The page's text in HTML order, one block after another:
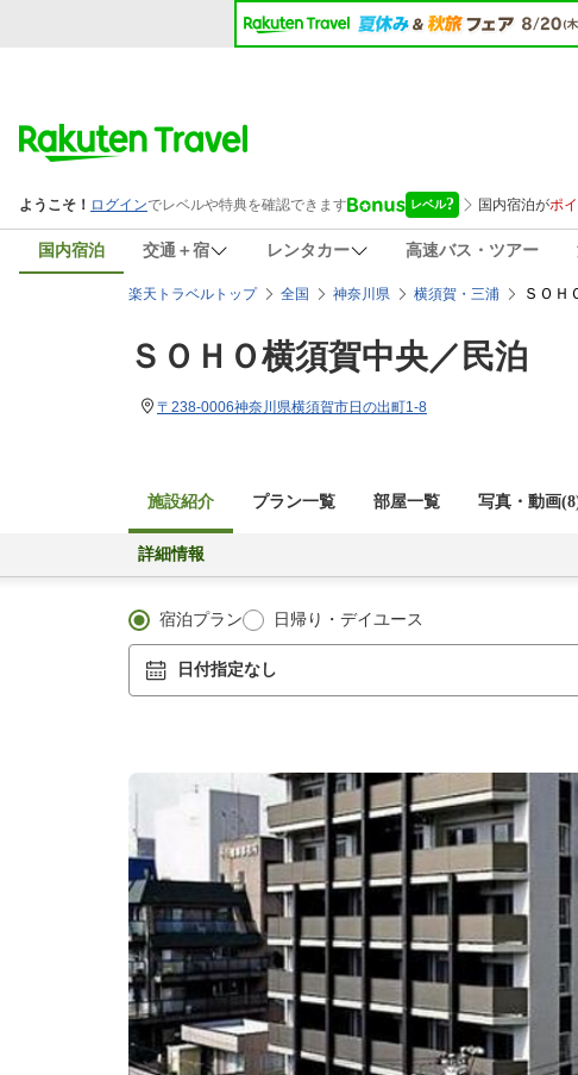
国内宿泊 交通＋宿 レンタカー 高速バス・ツアー
楽天トラベルトップ 全国 神奈川県 横須賀・三浦 ＳＯＨ
ＳＯＨＯ横須賀中央／民泊
〒238-0006神奈川県横須賀市日の出町1-8
施設紹介 プラン一覧 部屋一覧 写真・動画
詳細情報
宿泊プラン 日帰り・デイユース
日付指定なし